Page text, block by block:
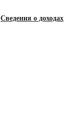
Сведения о доходах